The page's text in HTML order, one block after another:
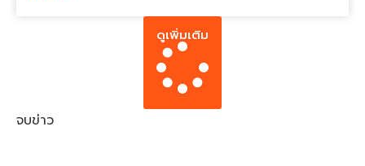
ดูเพิ่มเติม
จบข่าว